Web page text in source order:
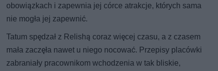
obowiązkach i zapewnia jej córce atrakcje, których sama
nie mogła jej zapewnić.
Tatum spędzał z Relishą coraz więcej czasu, a z czasem
mała zaczęła nawet u niego nocować. Przepisy placówki
zabraniały pracownikom wchodzenia w tak bliskie,